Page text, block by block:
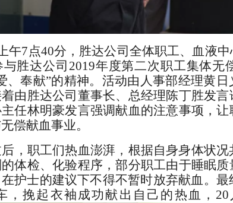
午7点40分 ， 胜达公司 全体职工、血液
胜达公司 2019年度第二次职工集体无
、奉献”的精神。 活动由人事部经理黄
由胜达公司董事长、总经理陈丁胜发
任林明豪发言强调献血的注意事项，
偿献血事业。
， 职工们热血澎湃， 根据自身身体状况
体检、化验程序，部分职工由于睡眠质
护士的建议下不得不暂时放弃献血。 最
，挽起衣袖成功献出自己的热血， 20